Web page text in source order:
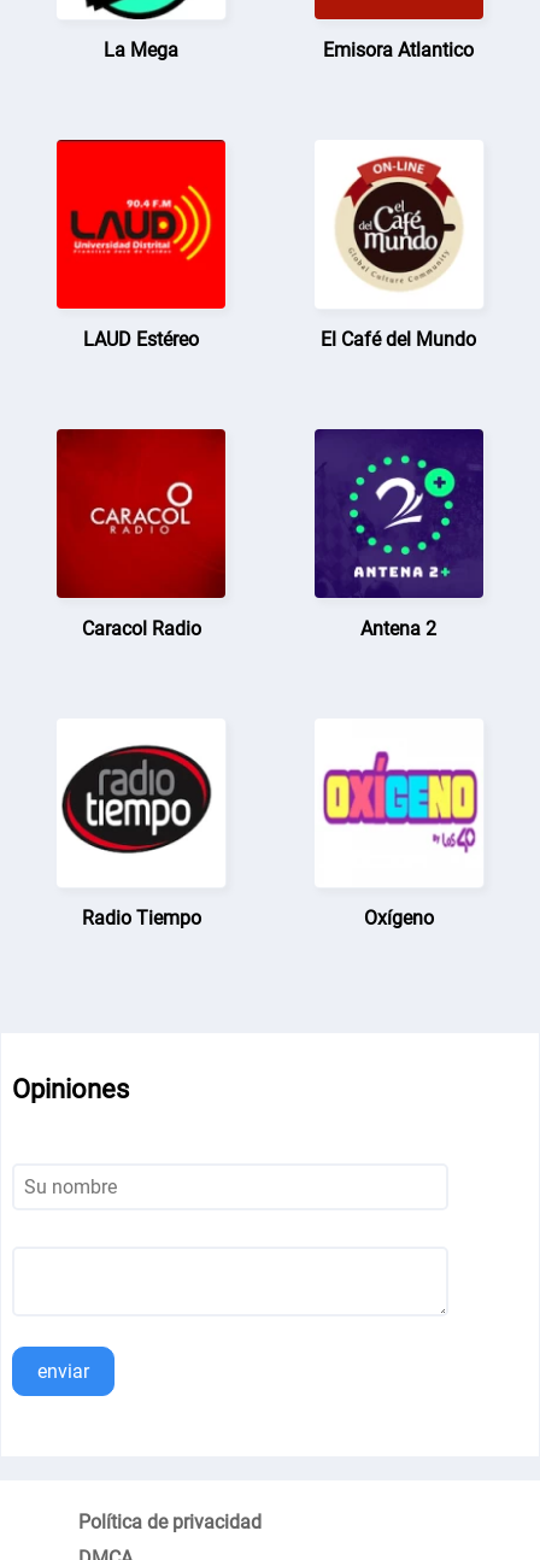
La Mega Emisora Atlantico
LAUD Estéreo El Café del Mundo
Caracol Radio Antena 2
Radio Tiempo Oxígeno
Opiniones
enviar
Política de privacidad